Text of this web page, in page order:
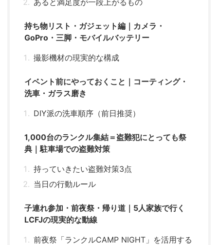
持ち物リスト・ガジェット編｜カメラ・
GoPro・三脚・モバイルバッテリー
撮影機材の現実的な構成
イベント前にやっておくこと｜コーティング・
洗車・ガラス磨き
DIY派の洗車順序（前日推奨）
1,000台のランクル集結＝盗難犯にとっても祭
典｜駐車場での盗難対策
持っていきたい盗難対策3点
当日の行動ルール
子連れ参加・前夜祭・帰り道｜5人家族で行く
LCFJの現実的な動線
前夜祭「ランクルCAMP NIGHT」を活用する